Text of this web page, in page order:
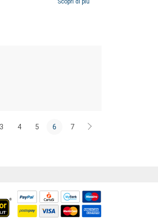
ora contare su uno strumento
Scopri di più
3 4 5 6 7